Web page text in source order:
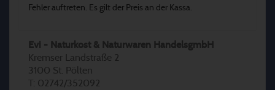
Fehler auftreten. Es gilt der Preis an der Kassa.
Evi - Naturkost & Naturwaren HandelsgmbH
Kremser Landstraße 2
3100 St. Pölten
T: 02742/352092